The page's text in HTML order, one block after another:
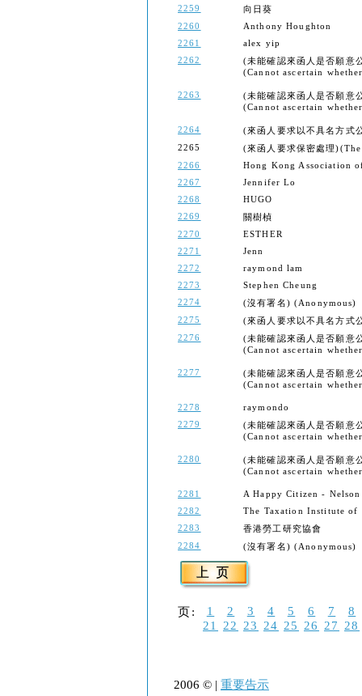
2259
向日葵
2260
Anthony Houghton
2261
alex yip
2262
(未能確認來函人是否願意
(Cannot ascertain
2263
(未能確認來函人是否願意
(Cannot ascertain
2264
(來函人要求以不具名方
2265
(來函人要求保密處理
2266
Hong Kong Association
2267
Jennifer Lo
2268
HUGO
2269
關樹楨
2270
ESTHER
2271
Jenn
2272
raymond lam
2273
Stephen Cheung
2274
(沒有署名) (Anonymous)
2275
(來函人要求以不具名方
2276
(未能確認來函人是否願意
(Cannot ascertain
2277
(未能確認來函人是否願意
(Cannot ascertain
2278
raymondo
2279
(未能確認來函人是否願意
(Cannot ascertain
2280
(未能確認來函人是否願意
(Cannot ascertain
2281
A Happy Citizen - Nelson
2282
The Taxation Institute of
2283
香港勞工研究協會
2284
(沒有署名) (Anonymous)
页: 1 2 3 4 5 6 7
8
21
22 23 24 25 26 27 28
2006 © | 重要告示